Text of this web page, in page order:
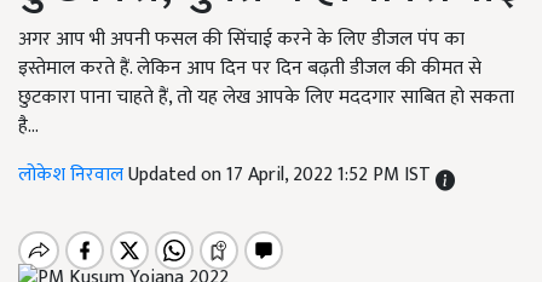
अगर आप भी अपनी फसल की सिंचाई करने के लिए डीजल पंप का
इस्तेमाल करते हैं. लेकिन आप दिन पर दिन बढ़ती डीजल की कीमत से
छुटकारा पाना चाहते हैं, तो यह लेख आपके लिए मददगार साबित हो सकता
है...
लोकेश निरवालUpdated on 17 April, 2022 1:52 PM IST